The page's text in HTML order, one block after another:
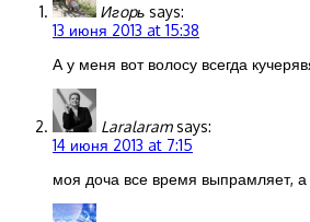
Игopь says:
13 июня 2013 at 15:38
А у меня вот волосу всегда
Laralaram says:
14 июня 2013 at 7:15
моя доча все время выпрамляет,